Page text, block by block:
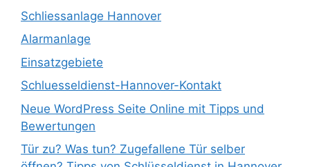
Schliessanlage Hannover
Alarmanlage
Einsatzgebiete
Schluesseldienst-Hannover-Kontakt
Neue WordPress Seite Online mit Tipps und
Bewertungen
Tür zu? Was tun? Zugefallene Tür selber